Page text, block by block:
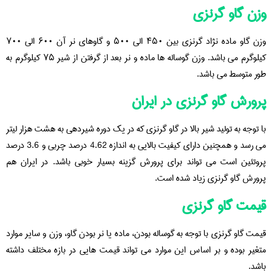
وزن گاو گرنزی
وزن گاو ماده نژاد گرنزی بین ۴۵۰ الی ۵۰۰ و گاوهای نر آن ۶۰۰ الی ۷۰۰
کیلوگرم می باشد. وزن گوساله ها ماده و نر بعد از گرفتن از شیر ۷۵ کیلوگرم به
طور متوسط می باشد.
پرورش گاو گرنزی در ایران
با توجه به تولید شیر بالا در گاو گرنزی که در یک دوره شیردهی به هشت هزار لیتر
می رسد و همچنین دارای کیفیت بالایی به اندازه 4.62 درصد چربی و 3.6 درصد
پروتئین است می تواند برای پرورش گزینه بسیار خوبی باشد. در ایران هم
پرورش گاو گرنزی زیاد شده است.
قیمت گاو گرنزی
قیمت گاو گرنزی با توجه به گوساله بودن، ماده یا نر بودن گاو، وزن و سایر موارد
متغیر بوده و بر اساس این موارد می تواند قیمت هایی در بازه مختلف داشته
باشد.